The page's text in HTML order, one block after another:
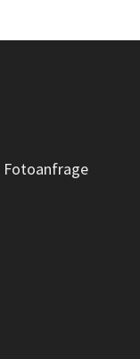
Fotoanfrage